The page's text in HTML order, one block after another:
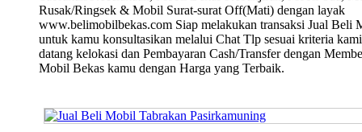
Rusak/Ringsek & Mobil Surat-surat Off(Mati) dengan layak
www.belimobilbekas.com Siap melakukan transaksi Jual Beli
untuk kamu konsultasikan melalui Chat Tlp sesuai kriteria
datang kelokasi dan Pembayaran Cash/Transfer dengan
Mobil Bekas kamu dengan Harga yang Terbaik.